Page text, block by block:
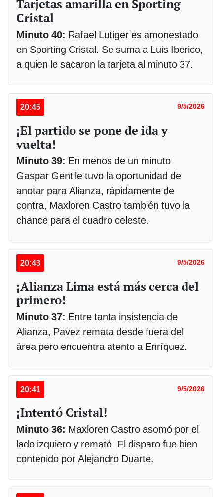
Tarjetas amarilla en Sporting
Cristal
Minuto 40: Rafael Lutiger es amonestado
en Sporting Cristal. Se suma a Luis Iberico,
a quien le sacaron la tarjeta al minuto 37.
20:45 9/5/2026
¡El partido se pone de ida y
vuelta!
Minuto 39: En menos de un minuto
Gaspar Gentile tuvo la oportunidad de
anotar para Alianza, rápidamente de
contra, Maxloren Castro también tuvo la
chance para el cuadro celeste.
20:43 9/5/2026
¡Alianza Lima está más cerca del
primero!
Minuto 37: Entre tanta insistencia de
Alianza, Pavez remata desde fuera del
área pero encuentra atento a Enríquez.
20:41 9/5/2026
¡Intentó Cristal!
Minuto 36: Maxloren Castro asomó por el
lado izquiero y remató. El disparo fue bien
contenido por Alejandro Duarte.